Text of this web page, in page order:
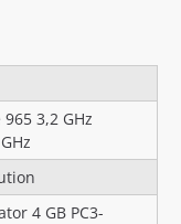
3,2 GHz
4 GB PC3-